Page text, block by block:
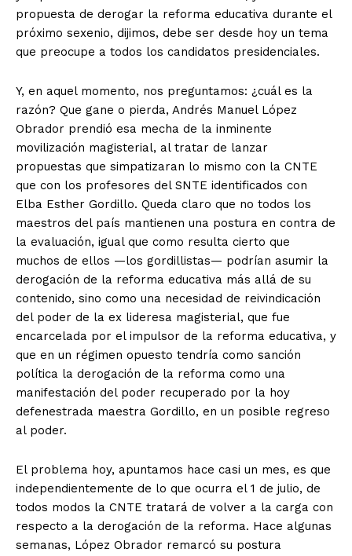
+ Todas las formas de lucha, potencialmente enlazadas
propuesta de derogar la reforma educativa durante el
próximo sexenio, dijimos, debe ser desde hoy un tema
que preocupe a todos los candidatos presidenciales.
Y, en aquel momento, nos preguntamos: ¿cuál es la
razón? Que gane o pierda, Andrés Manuel López
Obrador prendió esa mecha de la inminente
movilización magisterial, al tratar de lanzar
propuestas que simpatizaran lo mismo con la CNTE
que con los profesores del SNTE identificados con
Elba Esther Gordillo. Queda claro que no todos los
maestros del país mantienen una postura en contra de
la evaluación, igual que como resulta cierto que
muchos de ellos —los gordillistas— podrían asumir la
derogación de la reforma educativa más allá de su
contenido, sino como una necesidad de reivindicación
del poder de la ex lideresa magisterial, que fue
encarcelada por el impulsor de la reforma educativa, y
que en un régimen opuesto tendría como sanción
política la derogación de la reforma como una
manifestación del poder recuperado por la hoy
defenestrada maestra Gordillo, en un posible regreso
al poder.
El problema hoy, apuntamos hace casi un mes, es que
independientemente de lo que ocurra el 1 de julio, de
todos modos la CNTE tratará de volver a la carga con
respecto a la derogación de la reforma. Hace algunas
semanas, López Obrador remarcó su postura